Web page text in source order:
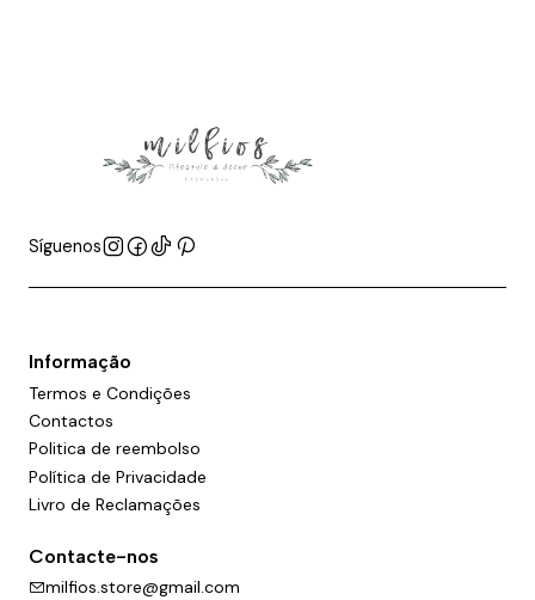
Síguenos
Informação
Termos e Condições
Contactos
Politica de reembolso
Política de Privacidade
Livro de Reclamações
Contacte-nos
milfios.store@gmail.com